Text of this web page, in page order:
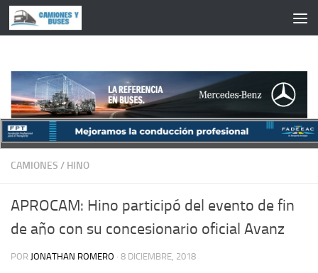
Saltar al contenido
CAMIONES / HINO
APROCAM: Hino participó del evento de fin
de año con su concesionario oficial Avanz
POR JONATHAN ROMERO · 8 DICIEMBRE, 2018